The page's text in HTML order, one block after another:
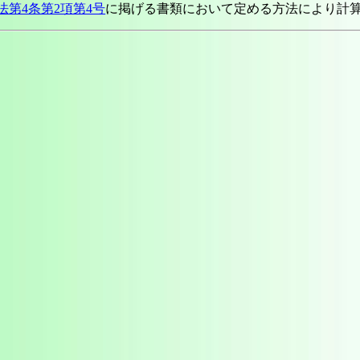
第4条第2項第4号に掲げる書類において定める方法により計